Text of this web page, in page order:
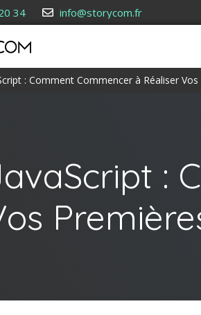
34 info@storycom.fr
: Comment Commencer à Réaliser
: